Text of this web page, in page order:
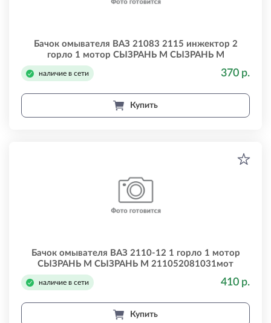
Бачок омывателя ВАЗ 21083 2115 инжектор 2
горло 1 мотор СЫЗРАНЬ М СЫЗРАНЬ М
210835208008301мот
наличие в сети 370 р.
Купить
Бачок омывателя ВАЗ 2110-12 1 горло 1 мотор
СЫЗРАНЬ М СЫЗРАНЬ М 211052081031мот
наличие в сети 410 р.
Купить